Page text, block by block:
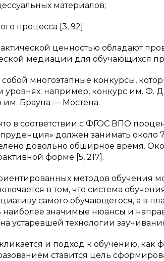
материалов;
процесса [3, 92].
ценностью обладают
медиации для обучающихся
многоэтапные конкурсы,
например, конкурс им. Ф.
им. Брауна — Мостена.
в соответствии с ФГОС ВПО
должен занимать около
довольно обширное время.
форме [5, 217].
методов обучения
в том, что система
самого обучающегося, а в
наиболее значимые нюансы и
устаревшей технологии
и подход к обучению,
ставится цель